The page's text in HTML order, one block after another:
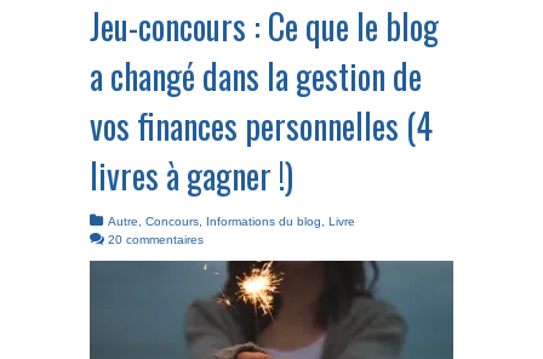
Jeu-concours : Ce que le blog
a changé dans la gestion de
vos finances personnelles (4
livres à gagner !)
Autre Concours Informations du blog
Livre
20 commentaires